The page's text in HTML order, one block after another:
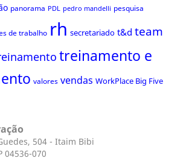
panorama PDL pedro mandelli pesquisa
de trabalho rh secretariado t&d team
treinamento e
valores vendas WorkPlace Big Five
504 - Itaim Bibi
04536-070